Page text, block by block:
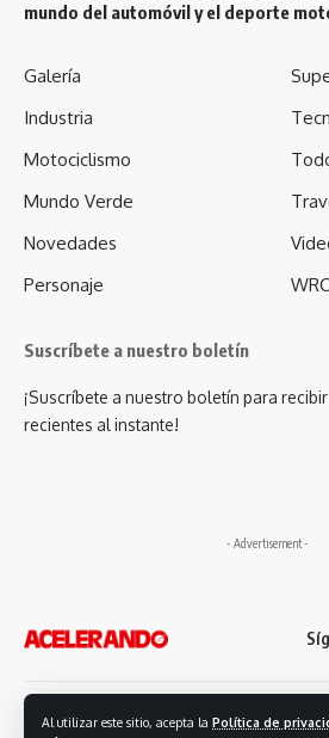
Al utilizar este sitio, acepta la Política de
mundo del automóvil y el deporte
Galería
Industria
Motociclismo
Mundo Verde
Novedades
Personaje
WRC
Suscríbete a nuestro boletín
¡Suscríbete a nuestro boletín para
recientes al instante!
- Advertisement -
Desarrollado por: Futuro